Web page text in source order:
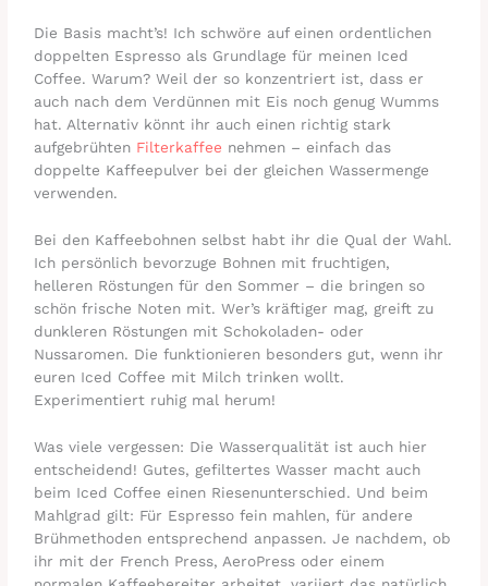
Die Basis macht’s! Ich schwöre auf einen ordentlichen
doppelten Espresso als Grundlage für meinen Iced
Coffee. Warum? Weil der so konzentriert ist, dass er
auch nach dem Verdünnen mit Eis noch genug Wumms
hat. Alternativ könnt ihr auch einen richtig stark
aufgebrühten Filterkaffee nehmen – einfach das
doppelte Kaffeepulver bei der gleichen Wassermenge
verwenden.
Bei den Kaffeebohnen selbst habt ihr die Qual der Wahl.
Ich persönlich bevorzuge Bohnen mit fruchtigen,
helleren Röstungen für den Sommer – die bringen so
schön frische Noten mit. Wer’s kräftiger mag, greift zu
dunkleren Röstungen mit Schokoladen- oder
Nussaromen. Die funktionieren besonders gut, wenn ihr
euren Iced Coffee mit Milch trinken wollt.
Experimentiert ruhig mal herum!
Was viele vergessen: Die Wasserqualität ist auch hier
entscheidend! Gutes, gefiltertes Wasser macht auch
beim Iced Coffee einen Riesenunterschied. Und beim
Mahlgrad gilt: Für Espresso fein mahlen, für andere
Brühmethoden entsprechend anpassen. Je nachdem, ob
ihr mit der French Press, AeroPress oder einem